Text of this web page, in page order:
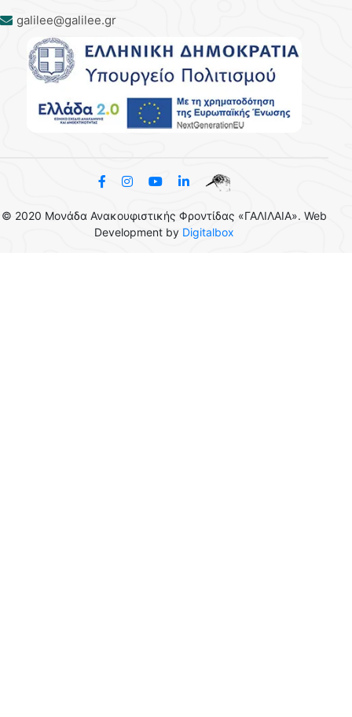
galilee@galilee.gr
© 2020 Μονάδα Ανακουφιστικής Φροντίδας «ΓΑΛΙΛΑΙΑ». Web
Development by Digitalbox